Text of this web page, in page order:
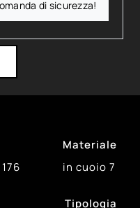
176
Materiale
in cuoio 7
Tipologia